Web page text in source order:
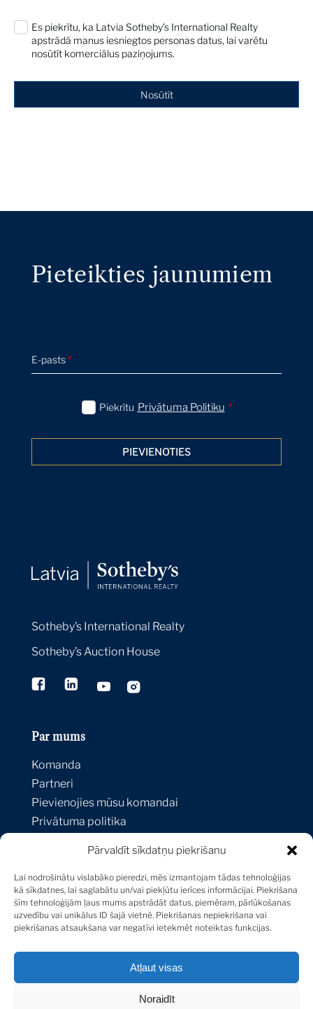
Pārvaldīt sīkdatņu piekrišanu
Lai nodrošinātu vislabāko pieredzi, mēs izmantojam tādas tehnoloģijas
kā sīkdatnes, lai saglabātu un/vai piekļūtu ierīces informācijai. Piekrišana
šīm tehnoloģijām ļaus mums apstrādāt datus, piemēram, pārlūkošanas
uzvedību vai unikālus ID šajā vietnē. Piekrišanas nepiekrišana vai
piekrišanas atsaukšana var negatīvi ietekmēt noteiktas funkcijas.
Atļaut visas
Noraidīt
Es piekrītu, ka Latvia Sotheby’s International Realty
apstrādā manus iesniegtos personas datus, lai varētu
nosūtīt komerciālus paziņojums.
Nosūtīt
Pieteikties jaunumiem
E-pasts*
Piekrītu Privātuma Politiku *
PIEVIENOTIES
Sotheby’s International Realty
Sotheby’s Auction House
Par mums
Komanda
Partneri
Pievienojies mūsu komandai
Privātuma politika
Klientu resursi
Īpašumi
Pārdevējiem
Pircējiem